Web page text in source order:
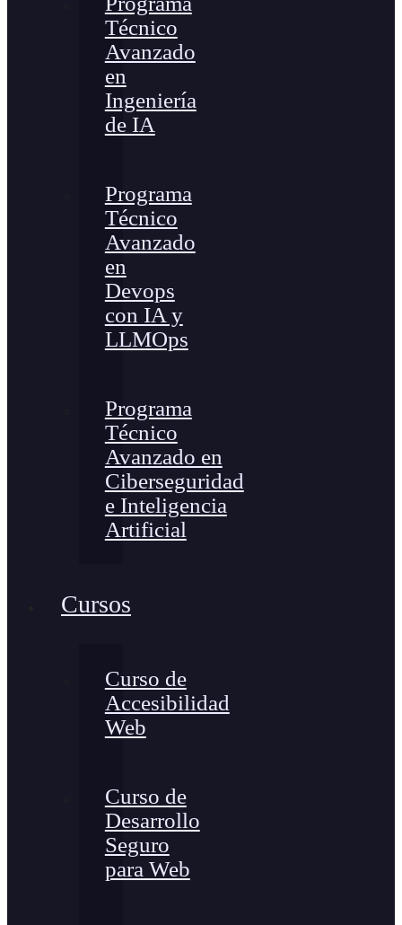
Técnico
Avanzado
en
Ingeniería
de IA
Programa
Técnico
Avanzado
en
Devops
con IA y
LLMOps
Programa
Técnico
Avanzado en
Ciberseguridad
e Inteligencia
Artificial
Cursos
Curso de
Accesibilidad
Web
Curso de
Desarrollo
Seguro
para Web